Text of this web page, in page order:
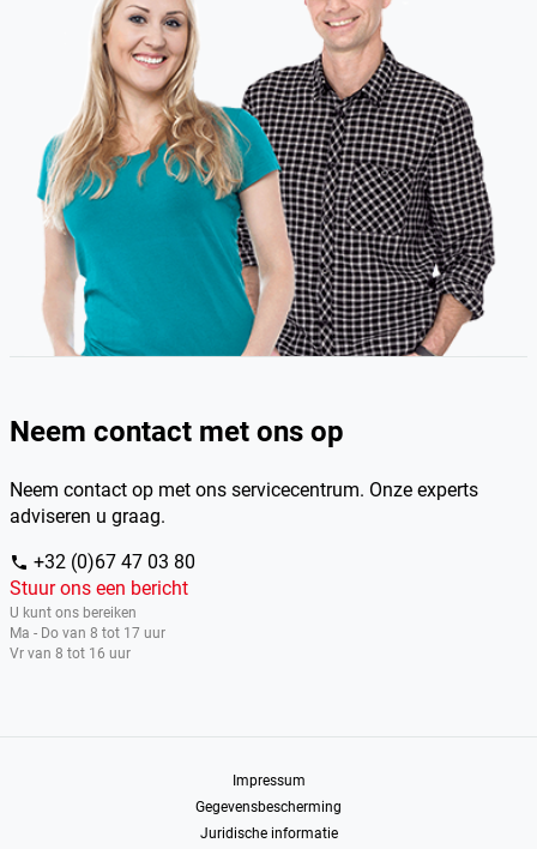
Neem contact met ons op
Neem contact op met ons servicecentrum. Onze experts
adviseren u graag.
phone +32 (0)67 47 03 80
Stuur ons een bericht
U kunt ons bereiken
Ma - Do van 8 tot 17 uur
Vr van 8 tot 16 uur
Impressum
Gegevensbescherming
Juridische informatie